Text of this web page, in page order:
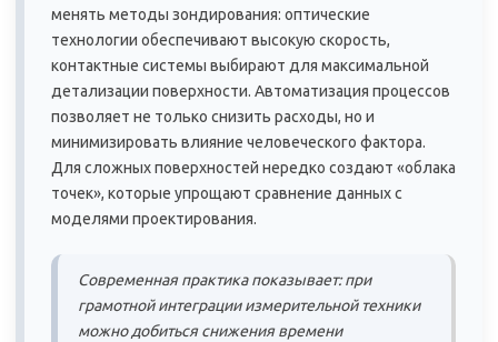
менять методы зондирования: оптические
технологии обеспечивают высокую скорость,
контактные системы выбирают для максимальной
детализации поверхности. Автоматизация процессов
позволяет не только снизить расходы, но и
минимизировать влияние человеческого фактора.
Для сложных поверхностей нередко создают «облака
точек», которые упрощают сравнение данных с
моделями проектирования.
Современная практика показывает: при
грамотной интеграции измерительной техники
можно добиться снижения времени